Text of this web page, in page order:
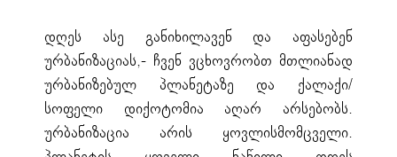
დღეს ასე განიხილავენ და აფასებენ
ურბანიზაციას,- ჩვენ ვცხოვრობთ მთლიანად
ურბანიზებულ პლანეტაზე და ქალაქი/
სოფელი დიქოტომია აღარ არსებობს.
ურბანიზაცია არის ყოვლისმომცველი.